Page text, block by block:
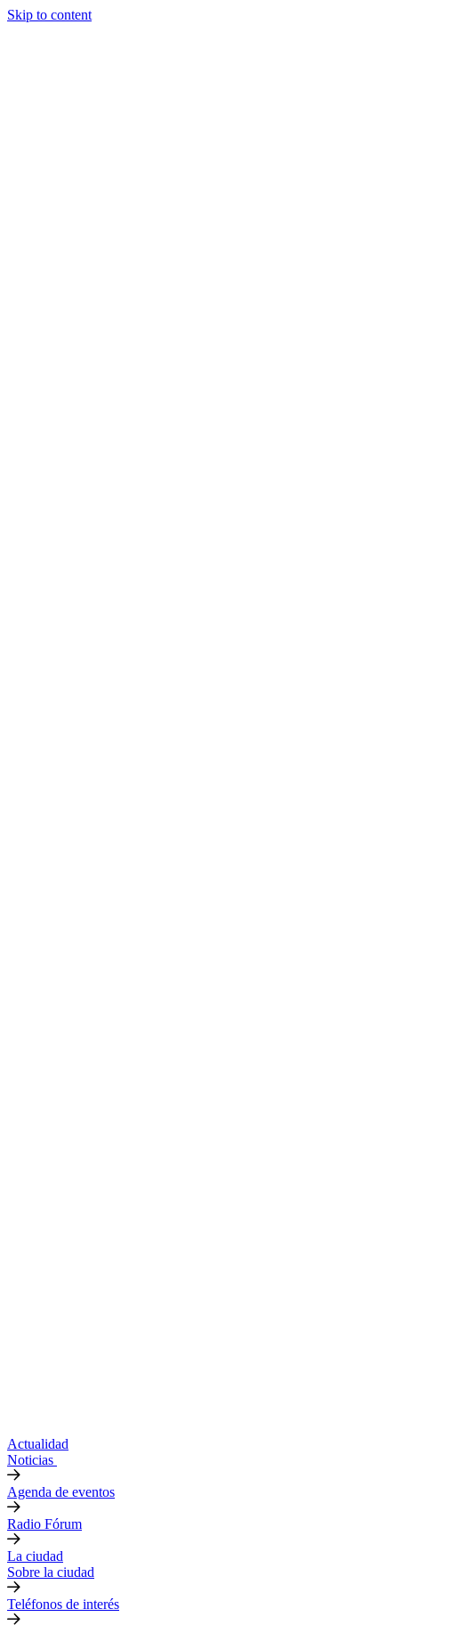
Skip to content
Actualidad
Noticias
Agenda de eventos
Radio Fórum
La ciudad
Sobre la ciudad
Teléfonos de interés